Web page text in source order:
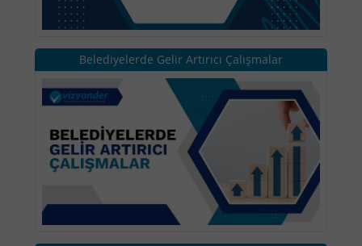
Belediyelerde Gelir Artırıcı Çalışmalar